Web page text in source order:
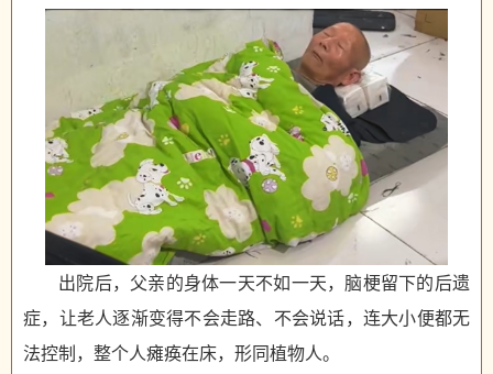
出院后，父亲的身体一天不如一天，脑梗留下的后遗
症，让老人逐渐变得不会走路、不会说话，连大小便都无
法控制，整个人瘫痪在床，形同植物人。